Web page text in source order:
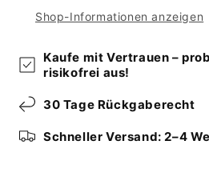
Shop-Informationen anzeigen
Kaufe mit Vertrauen –
risikofrei aus!
30 Tage Rückgaberecht
Schneller Versand: 2–4